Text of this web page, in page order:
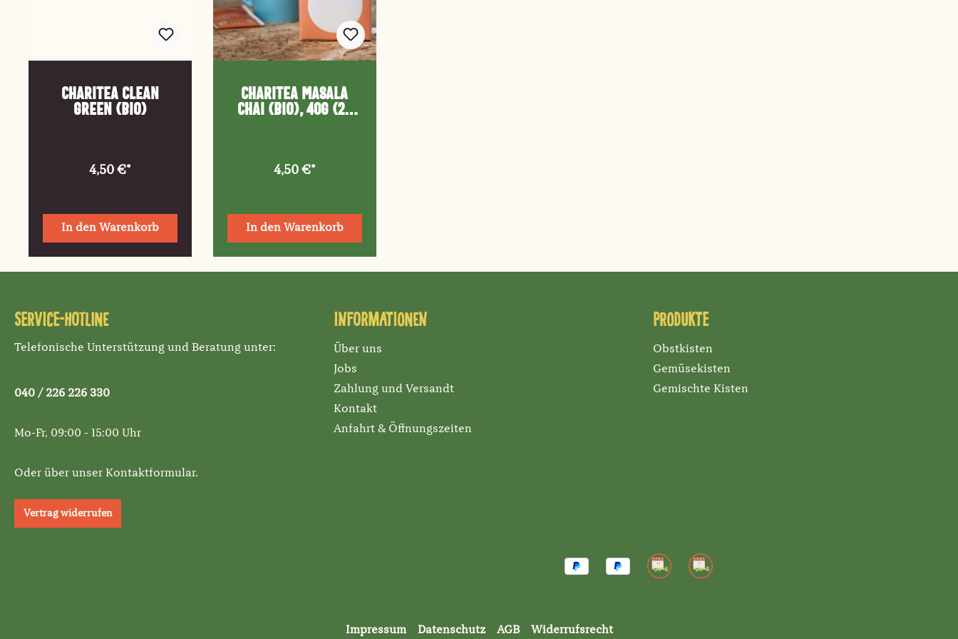
ChariTea clean
green (Bio)
4,50 €*
In den Warenkorb
ChariTea masala
chai (Bio), 40g (20
4,50 €*
In den Warenkorb
Service-Hotline
Telefonische Unterstützung und Beratung unter:
040 / 226 226 330
Mo-Fr, 09:00 - 15:00 Uhr
Oder über unser Kontaktformular.
Vertrag widerrufen
Informationen
Über uns
Jobs
Zahlung und Versandt
Kontakt
Anfahrt & Öffnungszeiten
Produkte
Obstkisten
Gemüsekisten
Gemischte Kisten
Impressum Datenschutz AGB Widerrufsrecht